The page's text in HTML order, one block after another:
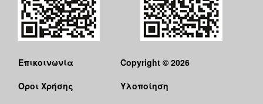
Επικοινωνία
Όροι Χρήσης
Copyright © 2026
Υλοποίηση